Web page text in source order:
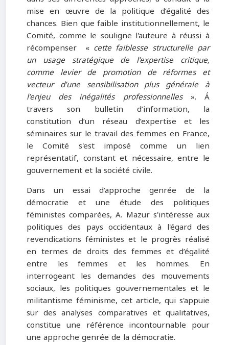
mise en œuvre de la politique d’égalité des
chances. Bien que faible institutionnellement, le
Comité, comme le souligne l'auteure à réussi à
récompenser « cette faiblesse structurelle par
un usage stratégique de l’expertise critique,
comme levier de promotion de réformes et
vecteur d’une sensibilisation plus générale à
l’enjeu des inégalités professionnelles». Á
travers son bulletin d’information, la
constitution d’un réseau d’expertise et les
séminaires sur le travail des femmes en France,
le Comité s'est imposé comme un lien
représentatif, constant et nécessaire, entre le
gouvernement et la société civile.
Dans un essai d'approche genrée de la
démocratie et une étude des politiques
féministes comparées, A. Mazur s'intéresse aux
politiques des pays occidentaux à l'égard des
revendications féministes et le progrès réalisé
en termes de droits des femmes et d’égalité
entre les femmes et les hommes. En
interrogeant les demandes des mouvements
sociaux, les politiques gouvernementales et le
militantisme féminisme, cet article, qui s'appuie
sur des analyses comparatives et qualitatives,
constitue une référence incontournable pour
une approche genrée de la démocratie.